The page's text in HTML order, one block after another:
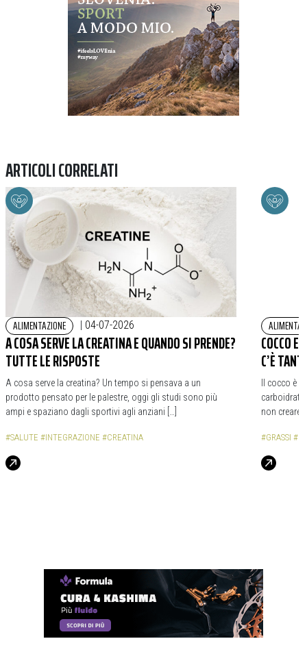
ARTICOLI CORRELATI
ALIMENTAZIONE | 04-07-2026
A COSA SERVE LA CREATINA E QUANDO SI PRENDE?
TUTTE LE RISPOSTE
A cosa serve la creatina? Un tempo si pensava a un
prodotto pensato per le palestre, oggi gli studi sono più
ampi e spaziano dagli sportivi agli anziani […]
#SALUTE #INTEGRAZIONE #CREATINA
COCCO
C’È
Il cocco è
carboidrati.
non creare
#GRASSI